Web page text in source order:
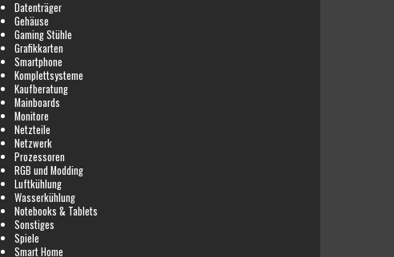
Datenträger
Gehäuse
Gaming Stühle
Grafikkarten
Smartphone
Komplettsysteme
Kaufberatung
Mainboards
Monitore
Netzteile
Netzwerk
Prozessoren
RGB und Modding
Luftkühlung
Wasserkühlung
Notebooks & Tablets
Sonstiges
Spiele
Smart Home